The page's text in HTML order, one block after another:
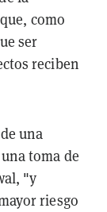
como
ser
reciben
una
toma de
"y
riesgo